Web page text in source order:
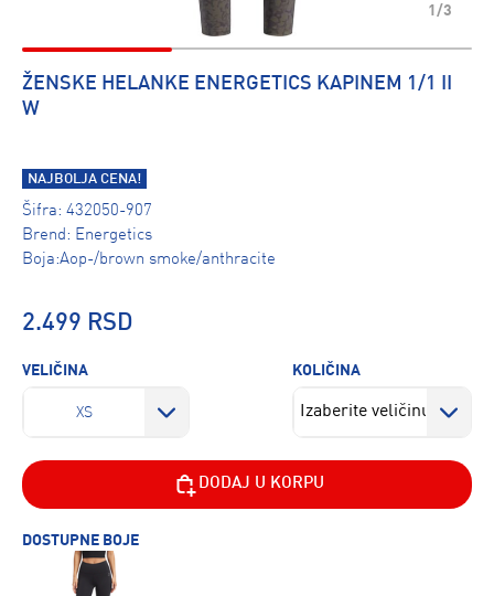
1/3
ŽENSKE HELANKE ENERGETICS KAPINEM 1/1 II
W
NAJBOLJA CENA!
Šifra: 432050-907
Brend: Energetics
Boja:Aop-/brown smoke/anthracite
2.499 RSD
VELIČINA
XS
KOLIČINA
DODAJ U KORPU
DOSTUPNE BOJE